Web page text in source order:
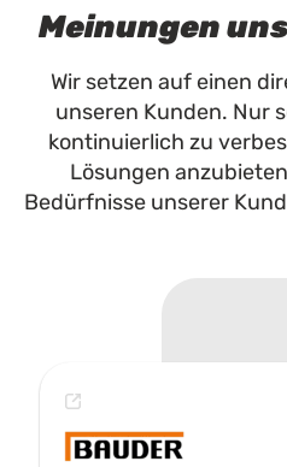
Meinungen
Wir setzen auf einen
unseren Kunden. Nur
kontinuierlich zu
Lösungen
Bedürfnisse unserer